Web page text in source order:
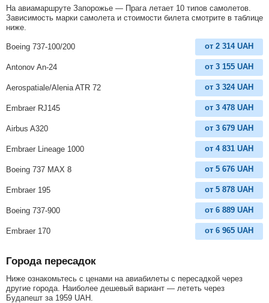
На авиамаршруте Запорожье — Прага летает 10 типов самолетов.
Зависимость марки самолета и стоимости билета смотрите в таблице
ниже.
Boeing 737-100/200 от 2 314 UAH
Antonov An-24 от 3 155 UAH
Aerospatiale/Alenia ATR 72 от 3 324 UAH
Embraer RJ145 от 3 478 UAH
Airbus A320 от 3 679 UAH
Embraer Lineage 1000 от 4 831 UAH
Boeing 737 MAX 8 от 5 676 UAH
Embraer 195 от 5 878 UAH
Boeing 737-900 от 6 889 UAH
Embraer 170 от 6 965 UAH
Города пересадок
Ниже ознакомьтесь с ценами на авиабилеты с пересадкой через
другие города. Наиболее дешевый вариант — лететь через
Будапешт за 1959 UAH